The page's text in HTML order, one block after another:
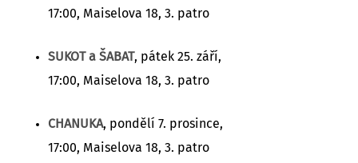
17:00, Maiselova 18, 3. patro
SUKOT a ŠABAT, pátek 25. září,
17:00, Maiselova 18, 3. patro
CHANUKA, pondělí 7. prosince,
17:00, Maiselova 18, 3. patro